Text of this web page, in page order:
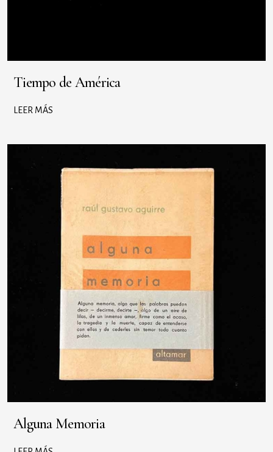
Tiempo de América
LEER MÁS
Alguna Memoria